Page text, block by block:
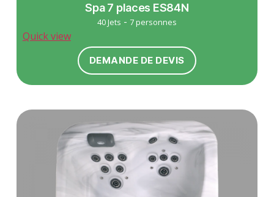
Spa 7 places ES84N
40 Jets - 7 personnes
Quick view
DEMANDE DE DEVIS